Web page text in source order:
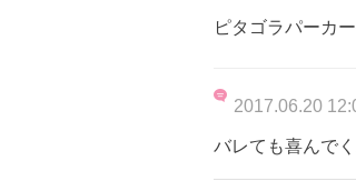
ピタゴラパーカ
2017.06.20
バレても喜んでく